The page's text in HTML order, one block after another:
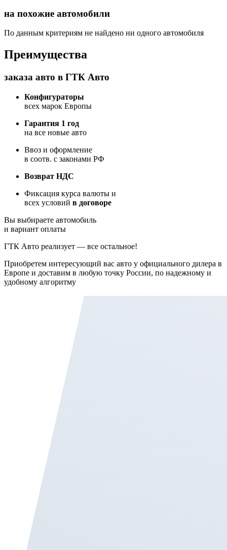
на похожие автомобили
По данным критериям не найдено ни одного автомобиля
Преимущества
заказа авто в ГТК Авто
Конфигураторы
всех марок Европы
Гарантия 1 год
на все новые авто
Ввоз и оформление
в соотв. с законами РФ
Возврат НДС
Фиксация курса валюты и
всех условий в договоре
Вы выбираете автомобиль
и вариант оплаты
ГТК Авто реализует — все остальное!
Приобретем интересующий вас авто у официального дилера в
Европе и доставим в любую точку России, по надежному и
удобному алгоритму